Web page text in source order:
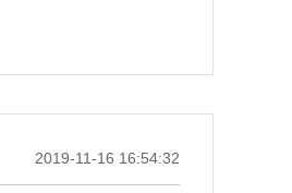
2019-11-16 16:54:32